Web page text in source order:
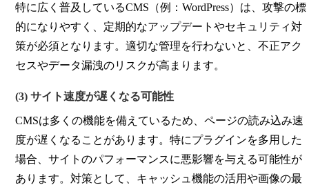
特に広く普及しているCMS（例：WordPress）は、攻撃の標
的になりやすく、定期的なアップデートやセキュリティ対
策が必須となります。適切な管理を行わないと、不正アク
セスやデータ漏洩のリスクが高まります。
(3) サイト速度が遅くなる可能性
CMSは多くの機能を備えているため、ページの読み込み速
度が遅くなることがあります。特にプラグインを多用した
場合、サイトのパフォーマンスに悪影響を与える可能性が
あります。対策として、キャッシュ機能の活用や画像の最